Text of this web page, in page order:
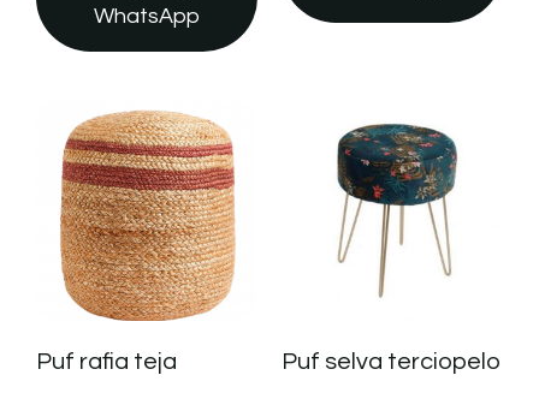
WhatsApp
Puf rafia teja
Puf selva terciopelo